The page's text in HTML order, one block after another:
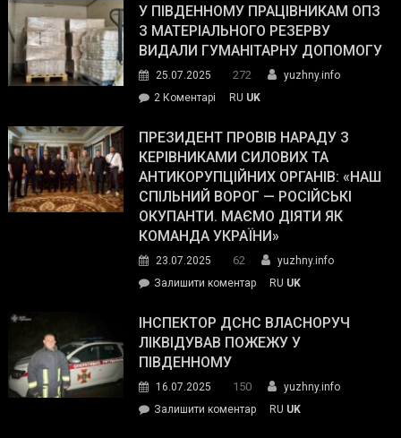
завойовує
симпатії
виборців
The
Street
Journal.
У ПІВДЕННОМУ ПРАЦІВНИКАМ ОПЗ
З МАТЕРІАЛЬНОГО РЕЗЕРВУ
ВИДАЛИ ГУМАНІТАРНУ ДОПОМОГУ
25.07.2025 272
yuzhny.info
2 Коментарі
Південному
працівникам
ОПЗ
з
матеріального
резерву
гуманітарну
допомогу
RU UK
ПРЕЗИДЕНТ ПРОВІВ НАРАДУ З
КЕРІВНИКАМИ СИЛОВИХ ТА
АНТИКОРУПЦІЙНИХ ОРГАНІВ: «НАШ
СПІЛЬНИЙ ВОРОГ — РОСІЙСЬКІ
ОКУПАНТИ. МАЄМО ДІЯТИ ЯК
КОМАНДА УКРАЇНИ»
23.07.2025 62
yuzhny.info
Залишити коментарon
провів
нараду
силових
та
RU UK
ІНСПЕКТОР ДСНС ВЛАСНОРУЧ
ЛІКВІДУВАВ ПОЖЕЖУ У
ПІВДЕННОМУ
16.07.2025 150
yuzhny.info
Залишити коментарon
RU UK